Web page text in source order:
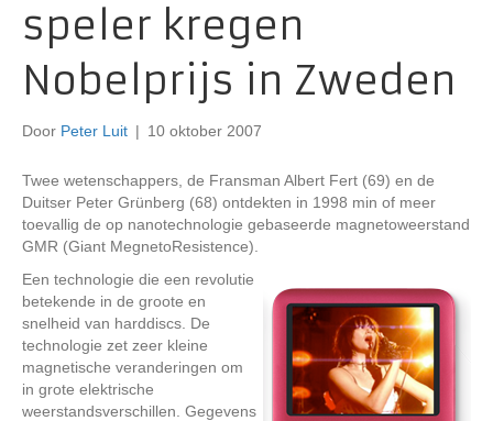
speler kregen
Nobelprijs in Zweden
Door Peter Luit | 10 oktober 2007
Twee wetenschappers, de Fransman Albert Fert (69) en de
Duitser Peter Grünberg (68) ontdekten in 1998 min of meer
toevallig de op nanotechnologie gebaseerde magnetoweerstand
GMR (Giant MegnetoResistence).
Een technologie die een revolutie
betekende in de groote en
snelheid van harddiscs. De
technologie zet zeer kleine
magnetische veranderingen om
in grote elektrische
weerstandsverschillen. Gegevens